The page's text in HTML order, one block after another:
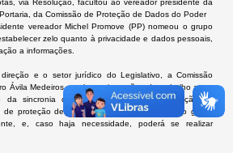
via Resolução, facultou ao vereador presidente da
da Comissão de Proteção de Dados do Poder
vereador Michel Promove (PP) nomeou o grupo
zelo quanto à privacidade e dados pessoais,
a informações.
e o setor jurídico do Legislativo, a Comissão
Ávila Medeirosrecebeu orientações do trabalho a ser
da sincronia dos atos da Câmara em relação às
de proteção de dados vigente. As reuniões do grupo
e, caso haja necessidade, poderáse realizar